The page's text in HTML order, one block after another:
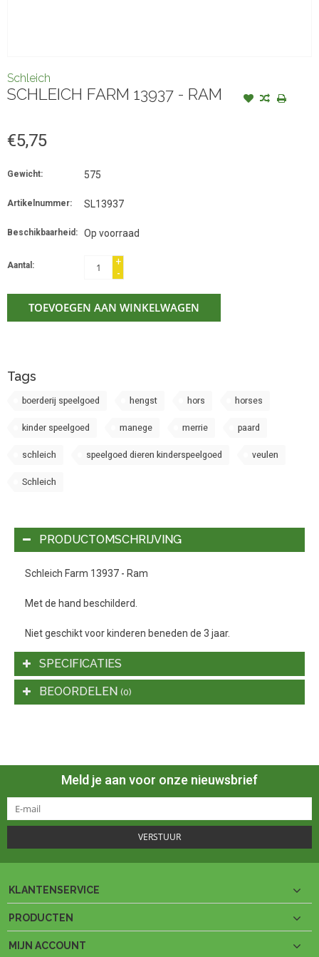
Schleich
SCHLEICH FARM 13937 - RAM
€5,75
Gewicht: 575
Artikelnummer: SL13937
Beschikbaarheid: Op voorraad
Aantal:
+
-
TOEVOEGEN AAN WINKELWAGEN
Tags
boerderij speelgoed hengst hors horses
kinder speelgoed manege merrie paard
schleich speelgoed dieren kinderspeelgoed veulen
Schleich
PRODUCTOMSCHRIJVING
Schleich Farm 13937 - Ram
Met de hand beschilderd.
Niet geschikt voor kinderen beneden de 3 jaar.
SPECIFICATIES
BEOORDELEN (0)
Meld je aan voor onze nieuwsbrief
VERSTUUR
KLANTENSERVICE
PRODUCTEN
MIJN ACCOUNT